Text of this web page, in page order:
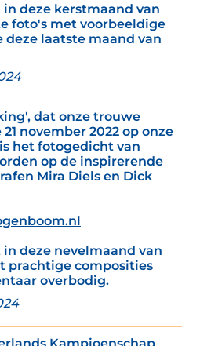
deze kerstmaand van
foto's met voorbeeldige
laatste maand van
dat onze trouwe
november 2022 op onze
het fotogedicht van
op de inspirerende
Mira Diels en Dick
deze nevelmaand van
prachtige composities
overbodig.